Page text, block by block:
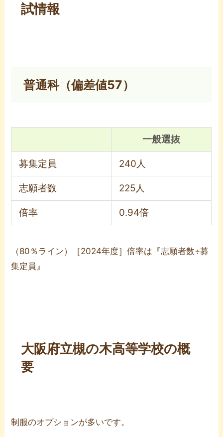
試情報
普通科（偏差値57）
一般選抜
募集定員 240人
志願者数 225人
倍率 0.94倍
（80％ライン）［2024年度］倍率は『志願者数÷募
集定員』
大阪府立槻の木高等学校の概
要
制服のオプションが多いです。